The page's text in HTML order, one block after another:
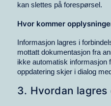
kan slettes på forespørsel.
Hvor kommer
Informasjon lagres i
mottatt dokumentasjon fra
ikke automatisk informasjon
oppdatering skjer i dialog
3. Hvordan lagres